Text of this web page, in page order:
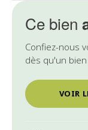
Ce bien
Confiez-nous
dès qu'un
VOIR